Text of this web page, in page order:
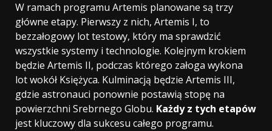
W ramach programu Artemis planowane są trzy
główne etapy. Pierwszy z nich, Artemis I, to
bezzałogowy lot testowy, który ma sprawdzić
wszystkie systemy i technologie. Kolejnym krokiem
będzie Artemis II, podczas którego załoga wykona
lot wokół Księżyca. Kulminacją będzie Artemis III,
gdzie astronauci ponownie postawią stopę na
powierzchni Srebrnego Globu. Każdy z tych etapów
jest kluczowy dla sukcesu całego programu.